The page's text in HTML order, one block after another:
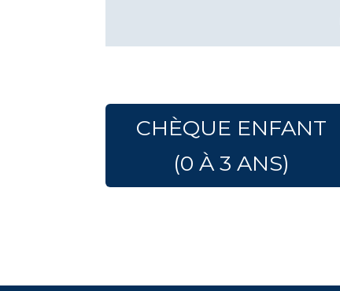
CHÈQUE ENFANT
(0 À 3 ANS)